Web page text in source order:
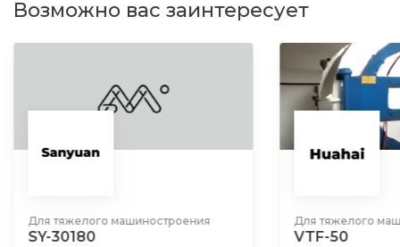
Возможно вас заинтересует
Для тяжелого машиностроения
VTF-50
Для тяжелого
VOQ2-80